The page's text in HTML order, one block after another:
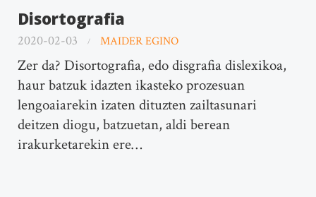
Disortografia
2020-02-03 MAIDER EGINO
Zer da? Disortografia, edo disgrafia dislexikoa,
haur batzuk idazten ikasteko prozesuan
lengoaiarekin izaten dituzten zailtasunari
deitzen diogu, batzuetan, aldi berean
irakurketarekin ere…